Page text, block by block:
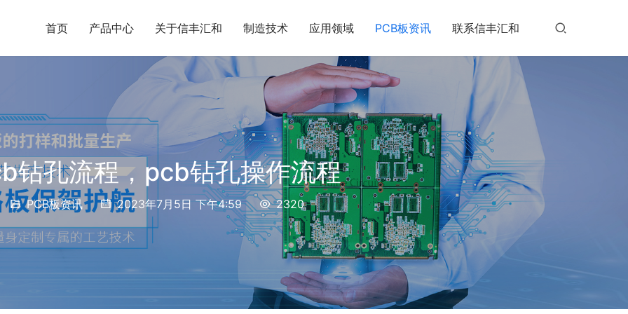
首页 产品中心 关于信丰汇和 制造技术 应用领域 PCB板资讯 联系信丰汇和
钻孔流程，pcb钻孔操作流程
PCB板资讯 2023年7月5日 下午4:59 2320